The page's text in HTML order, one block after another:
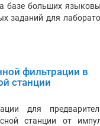
базе больших
заданий для
фильтрации в
станции
для
станции от